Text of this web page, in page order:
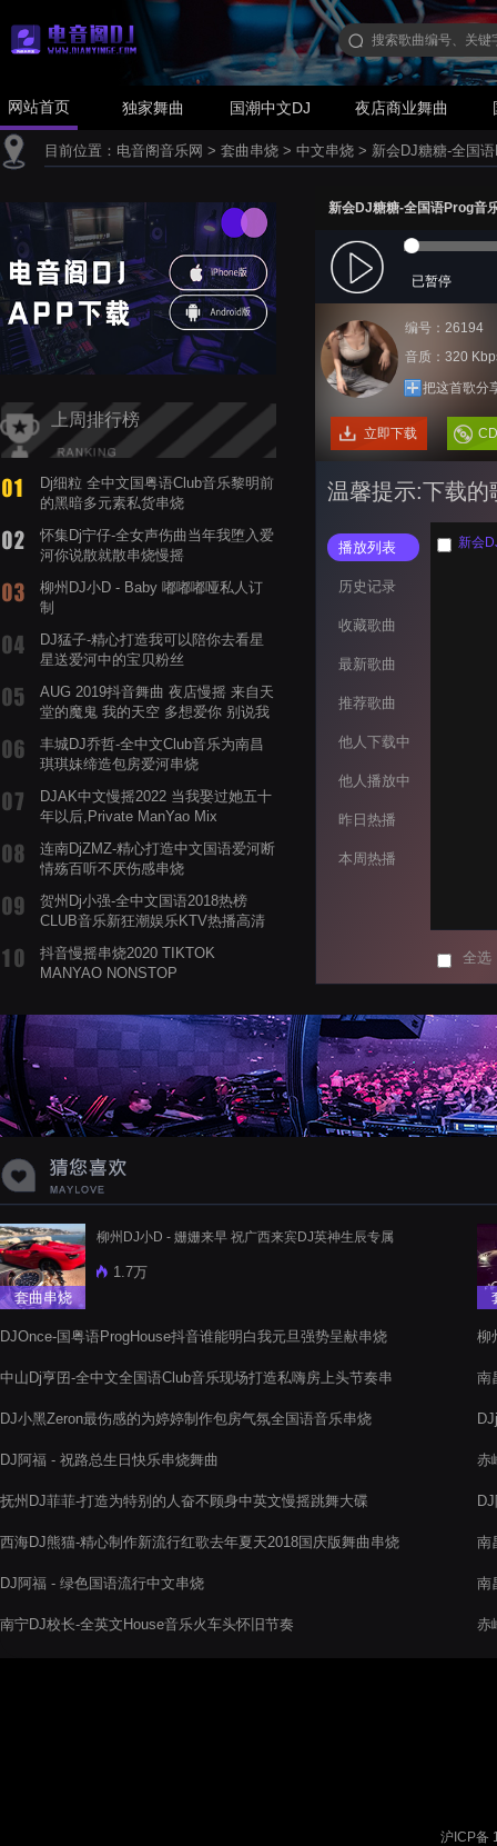
网站首页 独家舞曲 国潮中文DJ 夜店商业舞曲
目前位置： 电音阁音乐网 > 套曲串烧 > 中文串烧 > 新会DJ糖糖-全国
上周排行榜
Dj细粒 全中文国粤语Club音乐黎明前
的黑暗多元素私货串烧
怀集Dj宁仔-全女声伤曲当年我堕入爱
河你说散就散串烧慢摇
柳州DJ小D - Baby 嘟嘟嘟哑私人订
制
DJ猛子-精心打造我可以陪你去看星
星送爱河中的宝贝粉丝
AUG 2019抖音舞曲 夜店慢摇 来自天
堂的魔鬼 我的天空 多想爱你 别说我
丰城DJ乔哲-全中文Club音乐为南昌
琪琪妹缔造包房爱河串烧
DJAK中文慢摇2022 当我娶过她五十
年以后,Private ManYao Mix
连南DjZMZ-精心打造中文国语爱河断
情殇百听不厌伤感串烧
贺州Dj小强-全中文国语2018热榜
CLUB音乐新狂潮娱乐KTV热播高清
抖音慢摇串烧2020 TIKTOK
MANYAO NONSTOP
蝉爸爸妈妈爱存在夏天的风是想你的
声音啊
新会DJ糖糖-全国语Prog音
已暂停
编号：26194
音质：320
把这首歌分
立即下载
温馨提示:下载的
播放列表
历史记录
收藏歌曲
最新歌曲
推荐歌曲
他人下载中
他人播放中
昨日热播
本周热播
新会
全选
套曲串烧
柳州DJ小D - 姗姗来早 祝广西来宾DJ英神生辰专属
1.7万
DJOnce-国粤语ProgHouse抖音谁能明白我元旦强势呈献串烧
中山Dj亨囝-全中文全国语Club音乐现场打造私嗨房上头节奏串
DJ小黑Zeron最伤感的为婷婷制作包房气氛全国语音乐串烧
DJ阿福 - 祝路总生日快乐串烧舞曲
抚州DJ菲菲-打造为特别的人奋不顾身中英文慢摇跳舞大碟
西海DJ熊猫-精心制作新流行红歌去年夏天2018国庆版舞曲串烧
DJ阿福 - 绿色国语流行中文串烧
南宁DJ校长-全英文House音乐火车头怀旧节奏
柳
南
赤
南
南
赤
沪ICP备